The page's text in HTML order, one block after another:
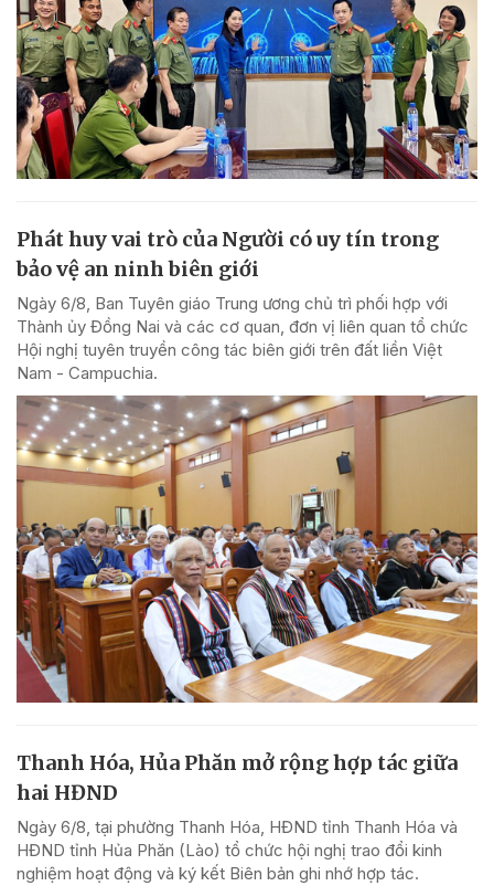
Phát huy vai trò của Người có uy tín trong
bảo vệ an ninh biên giới
Ngày 6/8, Ban Tuyên giáo Trung ương chủ trì phối hợp với
Thành ủy Đồng Nai và các cơ quan, đơn vị liên quan tổ chức
Hội nghị tuyên truyền công tác biên giới trên đất liền Việt
Nam - Campuchia.
Thanh Hóa, Hủa Phăn mở rộng hợp tác giữa
hai HĐND
Ngày 6/8, tại phường Thanh Hóa, HĐND tỉnh Thanh Hóa và
HĐND tỉnh Hủa Phăn (Lào) tổ chức hội nghị trao đổi kinh
nghiệm hoạt động và ký kết Biên bản ghi nhớ hợp tác.